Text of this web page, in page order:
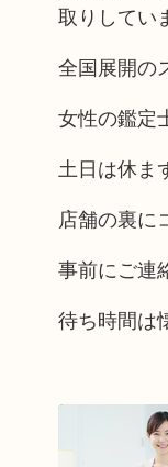
取りしてい
全国展開の
女性の鑑定
土日は休ま
店舗の裏に
事前にご連
待ち時間は